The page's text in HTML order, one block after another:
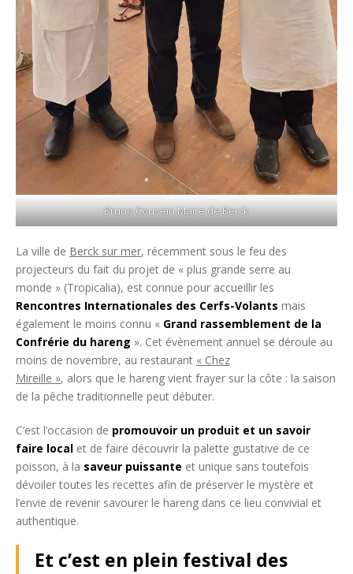
Bruno Cousein Maire de Berck
La ville de Berck sur mer, récemment sous le feu des
projecteurs du fait du projet de « plus grande serre au
monde » (Tropicalia), est connue pour accueillir les
Rencontres Internationales des Cerfs-Volants mais
également le moins connu « Grand rassemblement de la
Confrérie du hareng ». Cet évènement annuel se déroule au
moins de novembre, au restaurant « Chez
Mireille », alors que le hareng vient frayer sur la côte : la saison
de la pêche traditionnelle peut débuter.
C’est l’occasion de promouvoir un produit et un savoir
faire local et de faire découvrir la palette gustative de ce
poisson, à la saveur puissante et unique sans toutefois
dévoiler toutes les recettes afin de préserver le mystère et
l’envie de revenir savourer le hareng dans ce lieu convivial et
authentique.
Et c’est en plein festival des